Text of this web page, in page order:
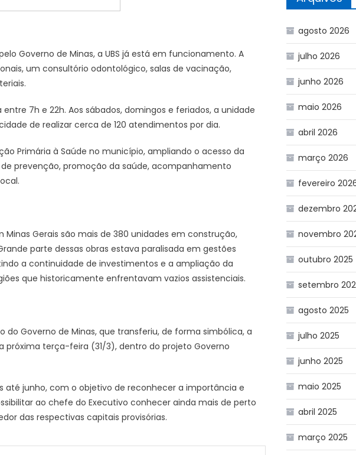
Governo de Minas, a UBS já está em funcionamento. A
um consultório odontológico, salas de vacinação,
7h e 22h. Aos sábados, domingos e feriados, a unidade
de realizar cerca de 120 atendimentos por dia.
Primária à Saúde no município, ampliando o acesso da
prevenção, promoção da saúde, acompanhamento
Minas Gerais são mais de 380 unidades em construção,
parte dessas obras estava paralisada em gestões
a continuidade de investimentos e a ampliação da
que historicamente enfrentavam vazios assistenciais.
Governo de Minas, que transferiu, de forma simbólica, a
próxima terça-feira (31/3), dentro do projeto Governo
até junho, com o objetivo de reconhecer a importância e
ao chefe do Executivo conhecer ainda mais de perto
das respectivas capitais provisórias.
agosto 2026
julho 2026
junho 2026
maio 2026
abril 2026
março 2026
fevereiro
dezembro
novembro
outubro 2025
setembro
agosto 2025
julho 2025
junho 2025
maio 2025
abril 2025
março 2025